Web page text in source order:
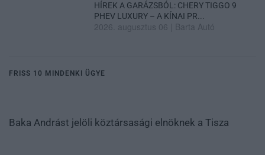
HÍREK A GARÁZSBÓL: CHERY TIGGO 9
PHEV LUXURY – A KÍNAI PR...
2026. augusztus 06 Barta Autó
FRISS 10 MINDENKI ÜGYE
Baka Andrást jelöli köztársasági elnöknek a Tisza